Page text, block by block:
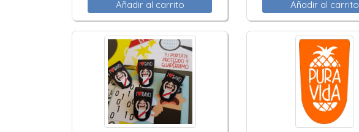
Añadir al carrito
Añadir al carrito